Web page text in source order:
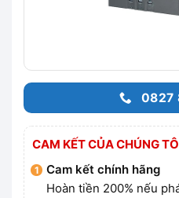
0827
CAM KẾT CỦA CHÚNG
Cam kết chính hãng
Hoàn tiền 200% nếu